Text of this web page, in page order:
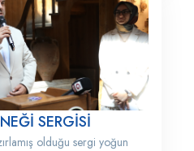
SERGİSİ
olduğu sergi yoğun